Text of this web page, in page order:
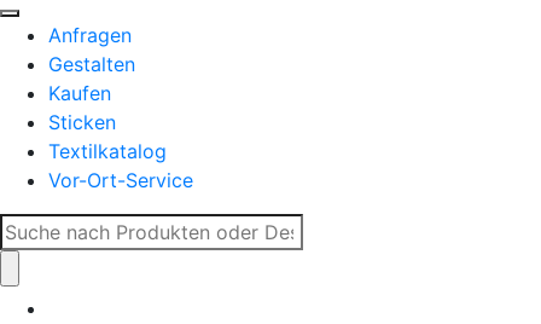
Anfragen
Gestalten
Kaufen
Sticken
Textilkatalog
Vor-Ort-Service
Suche
nach: